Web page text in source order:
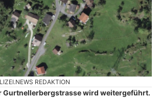
REDAKTION
Gurtnellerbergstrasse wird weitergeführt.